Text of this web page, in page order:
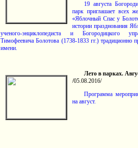
19 августа
парк приглашает всех
«Яблочный Спас у
истории празднования
ученого-энциклопедиста и Богородицкого
Тимофеевича Болотова (1738-1833 гг.) традиционно
имени.
Лето в парках.
/05.08.2016/
Программа
на август.